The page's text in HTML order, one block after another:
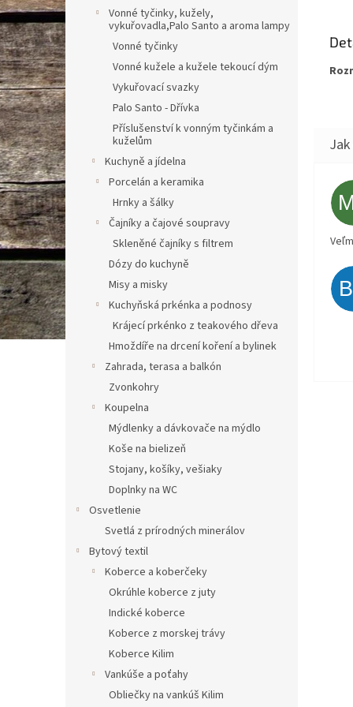
Vonné tyčinky, kužely,
vykuřovadla,Palo Santo a aroma lampy
Vonné tyčinky
Vonné kužele a kužele tekoucí dým
Vykuřovací svazky
Palo Santo - Dřívka
Příslušenství k vonným tyčinkám a
kuželům
Kuchyně a jídelna
Porcelán a keramika
Hrnky a šálky
Čajníky a čajové soupravy
Skleněné čajníky s filtrem
Dózy do kuchyně
Misy a misky
Kuchyňská prkénka a podnosy
Krájecí prkénko z teakového dřeva
Hmoždíře na drcení koření a bylinek
Zahrada, terasa a balkón
Zvonkohry
Koupelna
Mýdlenky a dávkovače na mýdlo
Koše na bielizeň
Stojany, košíky, vešiaky
Doplnky na WC
Osvetlenie
Svetlá z prírodných minerálov
Bytový textil
Koberce a koberčeky
Okrúhle koberce z juty
Indické koberce
Koberce z morskej trávy
Koberce Kilim
Vankúše a poťahy
Obliečky na vankúš Kilim